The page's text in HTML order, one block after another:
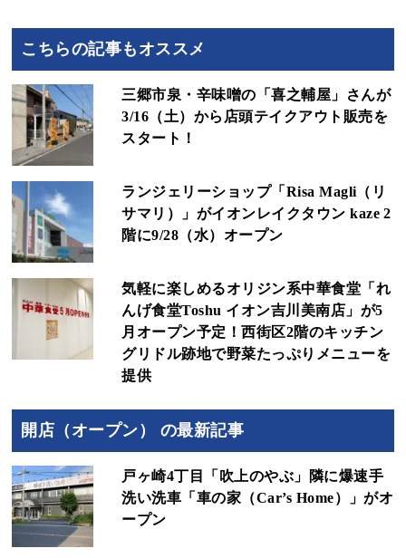
こちらの記事もオススメ
三郷市泉・辛味噌の「喜之輔屋」さんが
3/16（土）から店頭テイクアウト販売を
スタート！
ランジェリーショップ「Risa Magli（リ
サマリ）」がイオンレイクタウン kaze 2
階に9/28（水）オープン
気軽に楽しめるオリジン系中華食堂「れ
んげ食堂Toshu イオン吉川美南店」が5
月オープン予定！西街区2階のキッチン
グリドル跡地で野菜たっぷりメニューを
提供
開店（オープン） の最新記事
戸ヶ崎4丁目「吹上のやぶ」隣に爆速手
洗い洗車「車の家（Car’s Home）」がオ
ープン